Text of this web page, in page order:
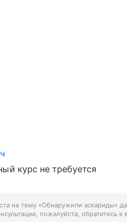
курс не требуется
на тему «Обнаружили аскариды»
пожалуйста, обратитесь